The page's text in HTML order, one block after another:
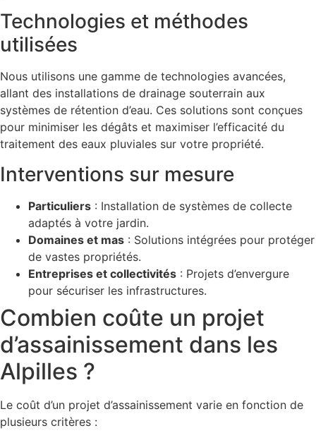
Technologies et méthodes
utilisées
Nous utilisons une gamme de technologies avancées,
allant des installations de drainage souterrain aux
systèmes de rétention d’eau. Ces solutions sont conçues
pour minimiser les dégâts et maximiser l’efficacité du
traitement des eaux pluviales sur votre propriété.
Interventions sur mesure
Particuliers : Installation de systèmes de collecte
adaptés à votre jardin.
Domaines et mas : Solutions intégrées pour protéger
de vastes propriétés.
Entreprises et collectivités : Projets d’envergure
pour sécuriser les infrastructures.
Combien coûte un projet
d’assainissement dans les
Alpilles ?
Le coût d’un projet d’assainissement varie en fonction de
plusieurs critères :